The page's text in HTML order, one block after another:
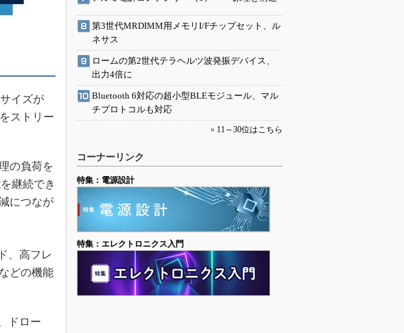
イズが
ストリー
の負荷を
継続でき
につなが
、高フレ
どの機能
ドロー
第3世代MRDIMM用メモリI/Fチップセット、ル
ネサス
ロームの第2世代テラヘルツ波発振デバイス、
出力4倍に
Bluetooth 6対応の超小型BLEモジュール、マル
チプロトコルも対応
» 11～30位はこちら
コーナーリンク
特集：電源設計
特集：エレクトロニクス入門